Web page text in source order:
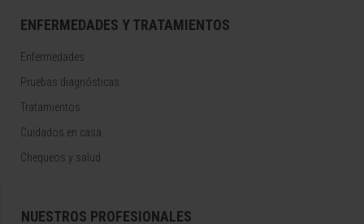
ENFERMEDADES Y TRATAMIENTOS
Enfermedades
Pruebas diagnósticas
Tratamientos
Cuidados en casa
Chequeos y salud
NUESTROS PROFESIONALES